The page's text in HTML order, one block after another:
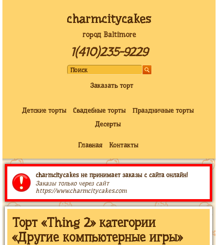
charmcitycakes
город Baltimore
1(410)235-9229
Заказать торт
Детские торты Свадебные торты
Праздничные торты
Десерты
Главная Контакты
charmcitycakes не принимает заказы с сайта онлайн!
Заказы только через сайт
https://www.charmcitycakes.com
Торт «Thing 2» категории
«Другие компьютерные игры»